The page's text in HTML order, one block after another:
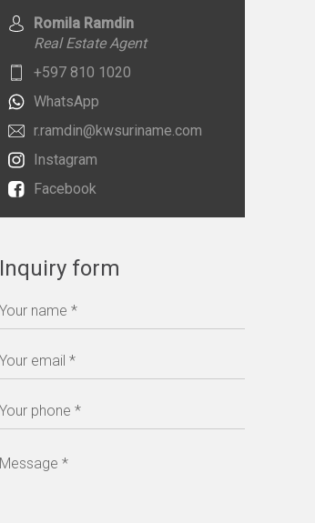
Romila Ramdin
Real Estate Agent
+597 810 1020
WhatsApp
r.ramdin@kwsuriname.com
Instagram
Facebook
Inquiry form